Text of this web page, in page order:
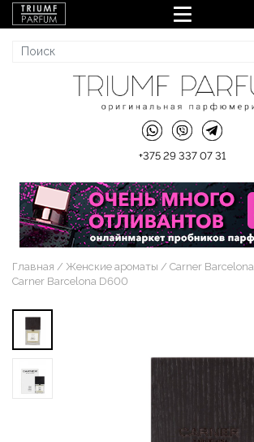
+375 29 337 07 31
Главная Женские ароматы
Carner Barcelona
Carner Barcelona D600